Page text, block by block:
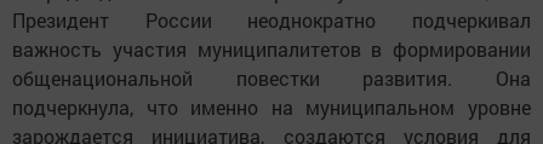
Президент России неоднократно подчеркивал
важность участия муниципалитетов в формировании
общенациональной повестки развития. Она
подчеркнула, что именно на муниципальном уровне
зарождается инициатива, создаются условия для